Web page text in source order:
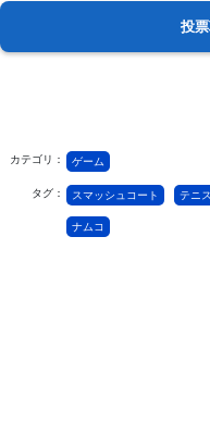
カテゴリ： ゲーム
タグ： スマッシュコート テニス
ナムコ